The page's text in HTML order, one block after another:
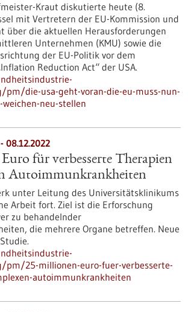
Kraut diskutierte heute (8.
mit Vertretern der EU-Kommission und
über die aktuellen Herausforderungen
Unternehmen (KMU) sowie die
der EU-Politik vor dem
Reduction Act“ der USA.
pm/die-usa-geht-voran-die-eu-muss-nun-
neu-stellen
08.12.2022
für verbesserte Therapien
Autoimmunkrankheiten
unter Leitung des Universitätsklinikums
Arbeit fort. Ziel ist die Erforschung
zu behandelnder
die mehrere Organe betreffen. Neue
pm/25-millionen-euro-fuer-verbesserte-
autoimmunkrankheiten